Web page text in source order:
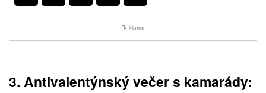
Reklama
3. Antivalentýnský večer s kamarády: